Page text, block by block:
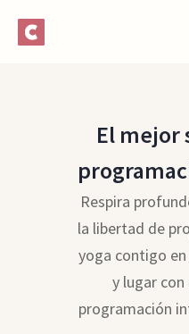
El mejor
Respira
la libertad de
yoga contigo
y lugar
programación